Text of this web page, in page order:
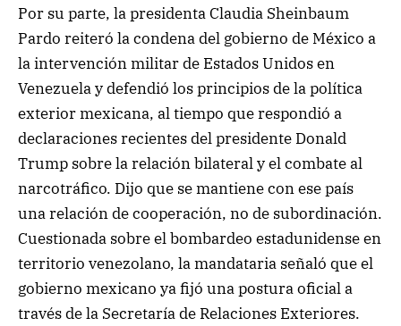
Por su parte, la presidenta Claudia Sheinbaum
Pardo reiteró la condena del gobierno de México a
la intervención militar de Estados Unidos en
Venezuela y defendió los principios de la política
exterior mexicana, al tiempo que respondió a
declaraciones recientes del presidente Donald
Trump sobre la relación bilateral y el combate al
narcotráfico. Dijo que se mantiene con ese país
una relación de cooperación, no de subordinación.
Cuestionada sobre el bombardeo estadunidense en
territorio venezolano, la mandataria señaló que el
gobierno mexicano ya fijó una postura oficial a
través de la Secretaría de Relaciones Exteriores.